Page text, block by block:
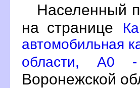
Населенный
на странице
автомобильная
области, A0 -
оронежской